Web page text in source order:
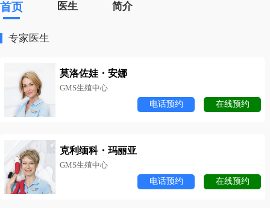
首页 医生 简介
专家医生
莫洛佐娃・安娜
GMS生殖中心
电话预约
在线预约
克利缅科・玛丽亚
GMS生殖中心
电话预约
在线预约